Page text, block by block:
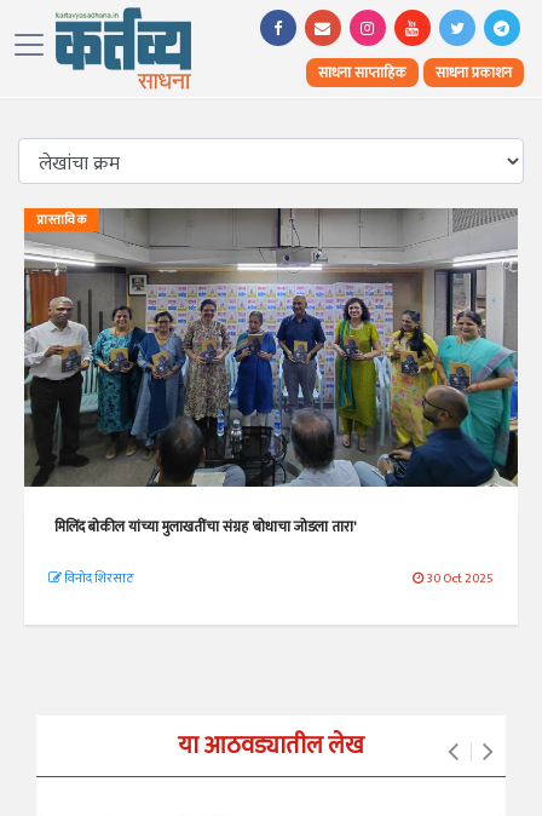
साधना साप्ताहिक साधना प्रकाशन
प्रास्ताविक
मिलिंद बोकील यांच्या मुलाखतींचा संग्रह 'बोधाचा जोडला तारा'
विनोद शिरसाठ 30 Oct 2025
या आठवड्यातील लेख